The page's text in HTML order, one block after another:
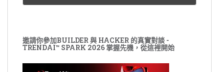
邀請你參加BUILDER 與 HACKER 的真實對談 -
TRENDAI™ SPARK 2026 掌握先機，從這裡開始